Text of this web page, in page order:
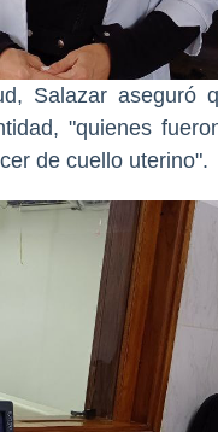
Salazar aseguró
"quienes
de cuello uterino".